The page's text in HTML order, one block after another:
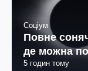
Соціум
Повне
де можна
5 годин тому